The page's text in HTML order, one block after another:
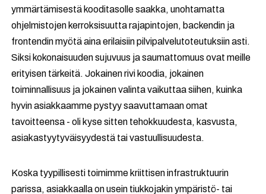
ymmärtämisestä kooditasolle saakka, unohtamatta
ohjelmistojen kerroksisuutta rajapintojen, backendin ja
frontendin myötä aina erilaisiin pilvipalvelutoteutuksiin asti.
Siksi kokonaisuuden sujuvuus ja saumattomuus ovat meille
erityisen tärkeitä. Jokainen rivi koodia, jokainen
toiminnallisuus ja jokainen valinta vaikuttaa siihen, kuinka
hyvin asiakkaamme pystyy saavuttamaan omat
tavoitteensa - oli kyse sitten tehokkuudesta, kasvusta,
asiakastyytyväisyydestä tai vastuullisuudesta.
Koska tyypillisesti toimimme kriittisen infrastruktuurin
parissa, asiakkaalla on usein tiukkojakin ympäristö- tai